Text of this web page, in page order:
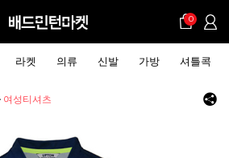
0
라켓 의류 신발 가방 셔틀콕
여성티셔츠